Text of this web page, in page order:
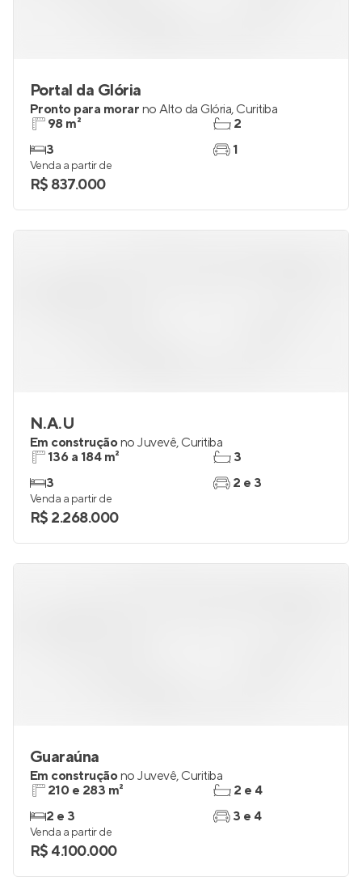
Portal da Glória
Pronto para morar no Alto da Glória, Curitiba
98 m²
3
2
1
Venda a partir de
R$ 837.000
N.A.U
Em construçãono Juvevê, Curitiba
136 a 184 m²
3
3
2 e 3
Venda a partir de
R$ 2.268.000
Guaraúna
Em construçãono Juvevê, Curitiba
210 e 283 m²
2 e 3
2 e 4
3 e 4
Venda a partir de
R$ 4.100.000